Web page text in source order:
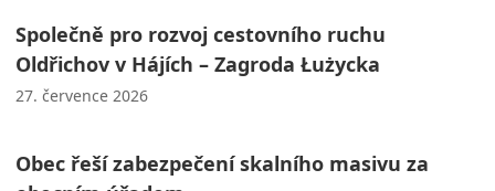
Společně pro rozvoj cestovního ruchu
Oldřichov v Hájích – Zagroda Łużycka
27. července 2026
Obec řeší zabezpečení skalního masivu za